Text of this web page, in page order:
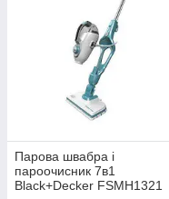
Парова швабра і
пароочисник 7в1
Black+Decker FSMH1321